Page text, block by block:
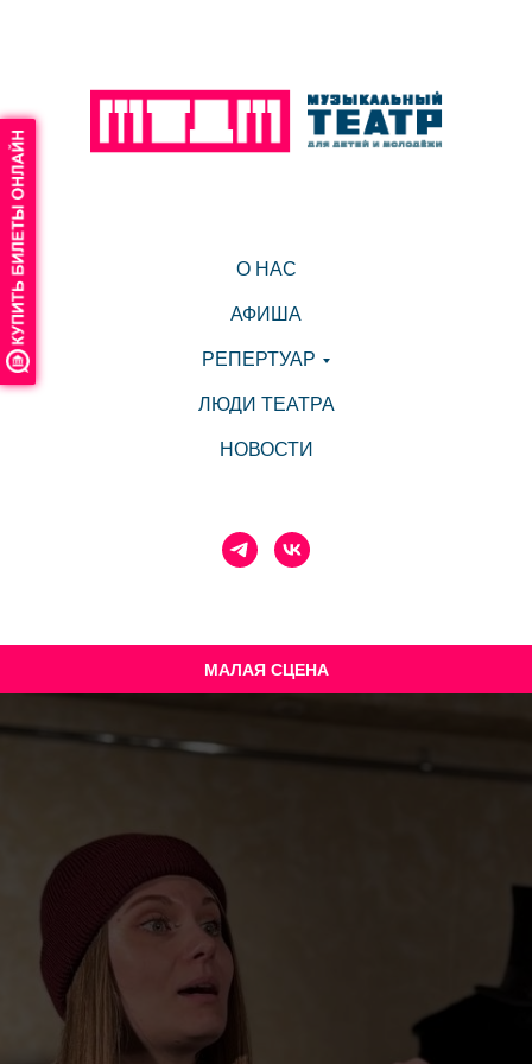
О НАС
АФИША
РЕПЕРТУАР
ЛЮДИ ТЕАТРА
НОВОСТИ
МАЛАЯ СЦЕНА